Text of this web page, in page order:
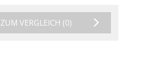
ZUM VERGLEICH (0)